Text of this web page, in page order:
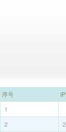
序号
IP
1
2